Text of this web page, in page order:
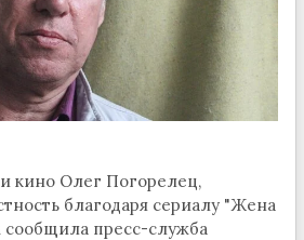
кино Олег Погорелец,
благодаря сериалу "Жена
сообщила пресс-служба